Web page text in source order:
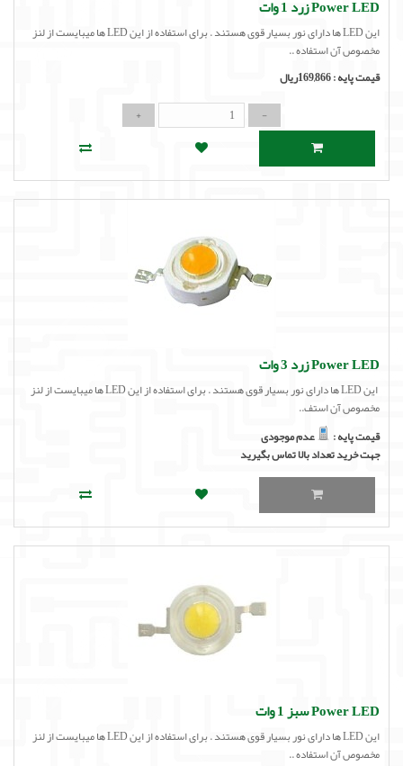
Power LED زرد 1 وات
این LED ها دارای نور بسیار قوی هستند . برای استفاده از این LED ها میبایست از لنز
مخصوص آن استفاده ..
قیمت پایه :169,866ریال
Power LED زرد 3 وات
این LED ها دارای نور بسیار قوی هستند . برای استفاده از این LED ها میبایست از لنز
مخصوص آن استف..
قیمت پایه :
عدم موجودی
جهت خرید تعداد بالا تماس بگیرید
Power LED سبز 1 وات
این LED ها دارای نور بسیار قوی هستند . برای استفاده از این LED ها میبایست از لنز
مخصوص آن استفاده ..